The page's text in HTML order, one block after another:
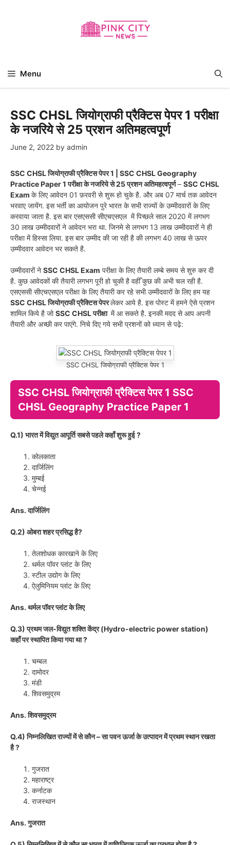
Menu
SSC CHSL जियोग्राफी प्रैक्टिस पेपर 1 परीक्षा
के नजरिये से 25 प्रशन अतिमहत्वपूर्ण
June 2, 2022 by admin
SSC CHSL जियोग्राफी प्रैक्टिस पेपर 1 | SSC CHSL Geography
Practice Paper 1 परीक्षा के नजरिये से 25 प्रशन अतिमहत्वपूर्ण– SSC CHSL
Exam के लिए आवेदन 01 फ़रवरी से शुरू हो चुके है. और अब 07 मार्च तक आवेदन
भरवाए जायेंग. इस भर्ती का आयोजन पुरे भारत के सभी राज्यों के उम्मीदवारों के लिए
करवाया जाता है. इस बार एसएससी सीएचएसएल में पिच्छले साल 2020 में लगभग
30 लाख उम्मीदवारों ने आवेदन भरा था. जिनमे से लगभग 13 लाख उम्मीदवारों ने ही
परीक्षा में हिस्सा लिया. इस बार उम्मीद की जा रही है की लगभग 40 लाख से ऊपर
उम्मीदवार आवेदन भर सकते है.
उम्मीदवारों ने SSC CHSL Exam परीक्षा के लिए तैयारी लम्बे समय से शुरु कर दी
है. कुछ आवेदकों की तैयारी लगभग पूरी हो चुकी है वहीँ कुछ की अभी चल रही है.
एसएससी सीएचएसएल परीक्षा के लिए तैयारी कर रहे सभी उम्मीदवारों के लिए हम यह
SSC CHSL जियोग्राफी प्रैक्टिस पेपरलेकर आये है. इस पोस्ट में हमने ऐसे प्रशन
शामिल किये है जोSSC CHSL परीक्षा में आ सकते है. इनकी मदद से आप अपनी
तैयारी और अच्छी कर पाएंगे. निचे दिए गये सभी प्रशनों को ध्यान से पढ़े:
SSC CHSL जियोग्राफी प्रैक्टिस पेपर 1
SSC CHSL जियोग्राफी प्रैक्टिस पेपर 1 SSC
CHSL Geography Practice Paper 1
Q.1) भारत में विद्युत आपूर्ति सबसे पहले कहाँ शुरू हुई ?
कोलकाता
दार्जिलिंग
मुम्बई
चेन्नई
Ans. दार्जिलिंग
Q.2) ओबरा शहर प्रसिद्ध है?
तेलशोधक कारखाने के लिए
थर्मल पॉवर प्लांट के लिए
स्टील उद्योग के लिए
ऐलुमिनियम प्लांट के लिए
Ans. थर्मल पॉवर प्लांट के लिए
Q.3) प्रथम जल-विद्युत शक्ति केंद्र (Hydro-electric power station)
कहाँ पर स्थापित किया गया था ?
चम्बल
दामोदर
मंडी
शिवसमुद्रम
Ans. शिवसमुद्रम
Q.4) निम्नलिखित राज्यों में से कौन – सा पवन ऊर्जा के उत्पादन में प्रथम स्थान रखता
है ?
गुजरात
महाराष्ट्र
कर्नाटक
राजस्थान
Ans. गुजरात